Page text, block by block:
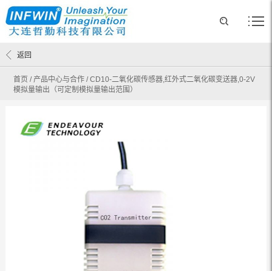
首页 / 产品中心与合作 /CD10-二氧化碳传感器,红外式二氧化碳变送器,0-2V
模拟量输出（可定制模拟量输出范围）
返回